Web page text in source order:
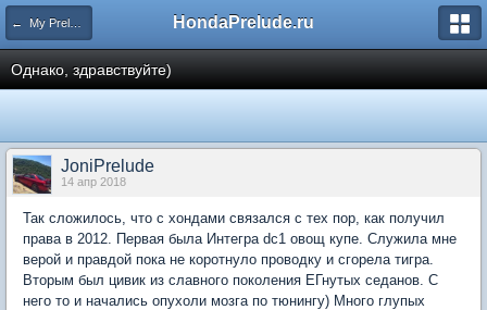
← My Prelude HondaPrelude.ru
Однако, здравствуйте)
JoniPrelude
14 апр 2018
Так сложилось, что с хондами связался с тех пор, как получил
права в 2012. Первая была Интегра dc1 овощ купе. Служила мне
верой и правдой пока не коротнуло проводку и сгорела тигра.
Вторым был цивик из славного поколения ЕГнутых седанов. С
него то и начались опухоли мозга по тюнингу) Много глупых